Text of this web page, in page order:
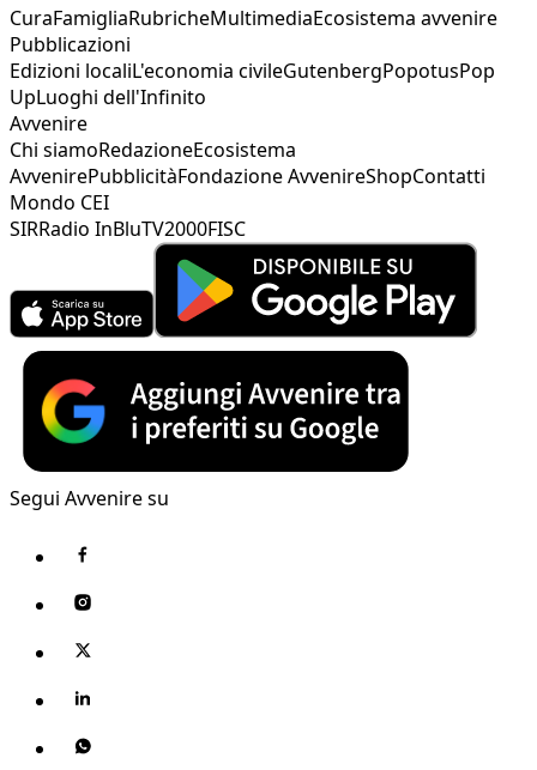
CuraFamigliaRubricheMultimediaEcosistema avvenire
Pubblicazioni
Edizioni localiL'economia civileGutenbergPopotusPop
UpLuoghi dell'Infinito
Avvenire
Chi siamoRedazioneEcosistema
AvvenirePubblicitàFondazione AvvenireShopContatti
Mondo CEI
SIRRadio InBluTV2000FISC
Segui Avvenire su